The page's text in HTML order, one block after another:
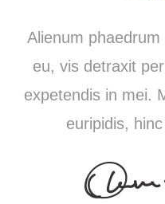
Alienum
eu, vis detraxit
expetendis in mei.
euripidis,